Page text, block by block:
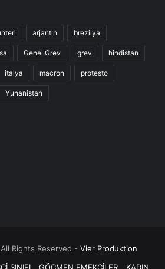
arjantin brezilya
Genel Grev grev hindistan
italya macron protesto
Yunanistan
Rights Reserved - Vier Produktion
SINIFI GÖÇMEN EMEKÇİLER KADIN